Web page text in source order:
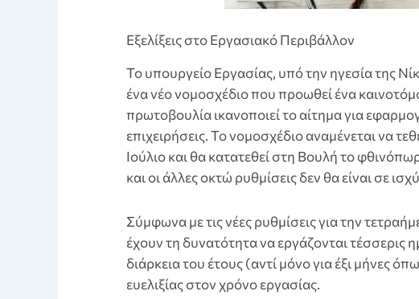
Εξελίξεις στο Εργασιακό Περιβάλλον
Το υπουργείο Εργασίας, υπό την ηγεσία της
ένα νέο νομοσχέδιο που προωθεί ένα
πρωτοβουλία ικανοποιεί το αίτημα για
επιχειρήσεις. Το νομοσχέδιο αναμένεται να
Ιούλιο και θα κατατεθεί στη Βουλή το
και οι άλλες οκτώ ρυθμίσεις δεν θα είναι σε
Σύμφωνα με τις νέες ρυθμίσεις για την
έχουν τη δυνατότητα να εργάζονται τέσσερις
διάρκεια του έτους (αντί μόνο για έξι μήνες
ευελιξίας στον χρόνο εργασίας.